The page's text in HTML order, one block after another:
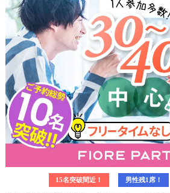
15名突破間近！ 男性残1席！